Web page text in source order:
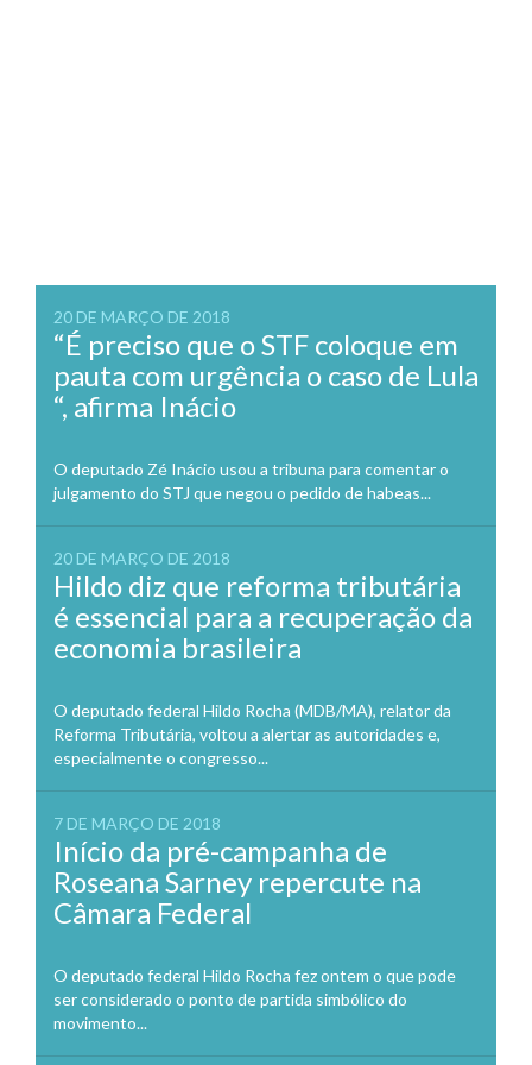
20 DE MARÇO DE 2018
“É preciso que o STF coloque em
pauta com urgência o caso de Lula
“, afirma Inácio
O deputado Zé Inácio usou a tribuna para comentar o
julgamento do STJ que negou o pedido de habeas...
20 DE MARÇO DE 2018
Hildo diz que reforma tributária
é essencial para a recuperação da
economia brasileira
O deputado federal Hildo Rocha (MDB/MA), relator da
Reforma Tributária, voltou a alertar as autoridades e,
especialmente o congresso...
7 DE MARÇO DE 2018
Início da pré-campanha de
Roseana Sarney repercute na
Câmara Federal
O deputado federal Hildo Rocha fez ontem o que pode
ser considerado o ponto de partida simbólico do
movimento...